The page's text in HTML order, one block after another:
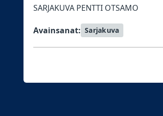
SARJAKUVA PENTTI OTSAMO
Avainsanat: Sarjakuva